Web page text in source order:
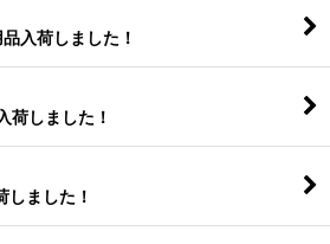
入荷しました！
荷しました！
ました！